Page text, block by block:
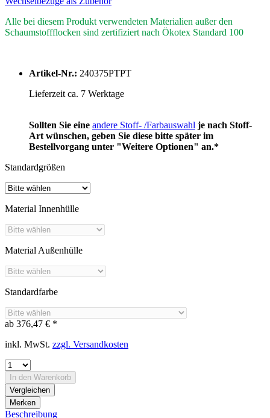
Alle bei diesem Produkt verwendeten Materialien außer den
Schaumstoffflocken sind zertifiziert nach Ökotex Standard 100
Artikel-Nr.: 240375PTPT
Lieferzeit ca. 7 Werktage
Sollten Sie eine andere Stoff- /Farbauswahl je nach Stoff-
Art wünschen, geben Sie diese bitte später im
Bestellvorgang unter "Weitere Optionen" an.*
Standardgrößen
Material Innenhülle
Material Außenhülle
Standardfarbe
ab 376,47 € *
inkl. MwSt. zzgl. Versandkosten
In den Warenkorb
Vergleichen
Merken
Beschreibung